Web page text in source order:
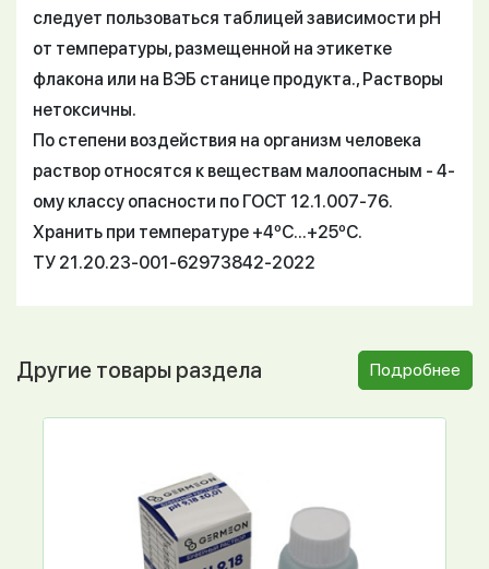
следует пользоваться таблицей зависимости pH
от температуры, размещенной на этикетке
флакона или на ВЭБ станице продукта., Растворы
нетоксичны.
По степени воздействия на организм человека
раствор относятся к веществам малоопасным - 4-
ому классу опасности по ГОСТ 12.1.007-76.
Хранить при температуре +4ºС...+25ºС.
ТУ 21.20.23-001-62973842-2022
Другие товары раздела Подробнее